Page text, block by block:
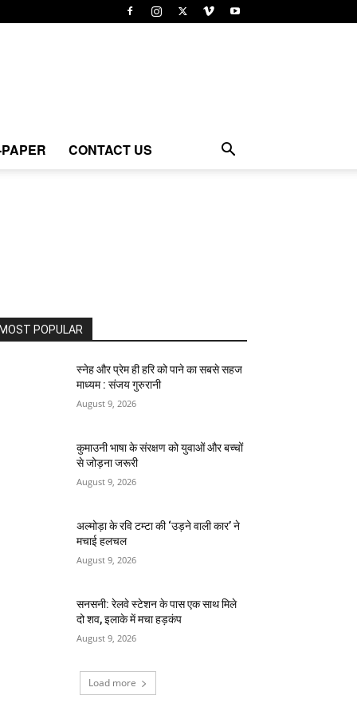
CONTACT US
MOST POPULAR
स्नेह और प्रेम ही हरि को पाने का सबसे सहज
माध्यम : संजय गुरुरानी
August 9, 2026
कुमाउनी भाषा के संरक्षण को युवाओं और बच्चों
से जोड़ना जरूरी
August 9, 2026
अल्मोड़ा के रवि टम्टा की ‘उड़ने वाली कार’ ने
मचाई हलचल
August 9, 2026
सनसनी: रेलवे स्टेशन के पास एक साथ मिले
दो शव, इलाके में मचा हड़कंप
August 9, 2026
Load more